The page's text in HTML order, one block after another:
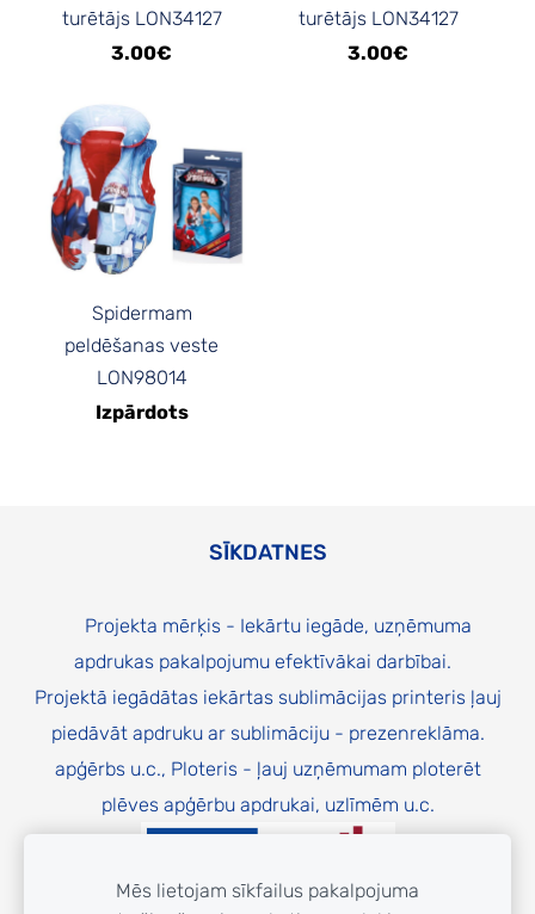
turētājs LON34127
3.00€
turētājs LON34127
3.00€
Spidermam
peldēšanas veste
LON98014
Izpārdots
SĪKDATNES
Projekta mērķis - Iekārtu iegāde, uzņēmuma
apdrukas pakalpojumu efektīvākai darbībai.
Projektā iegādātas iekārtas sublimācijas printeris ļauj
piedāvāt apdruku ar sublimāciju - prezenreklāma.
apģērbs u.c., Ploteris - ļauj uzņēmumam ploterēt
plēves apģērbu apdrukai, uzlīmēm u.c.
Mēs lietojam sīkfailus pakalpojuma